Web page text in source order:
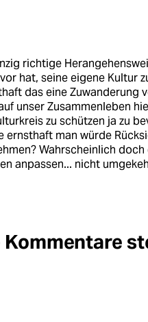
richtige
hat, seine eigene Kultur
das eine Zuwanderung
unser Zusammenleben
zu schützen ja zu
ernsthaft man würde
Wahrscheinlich
anpassen... nicht